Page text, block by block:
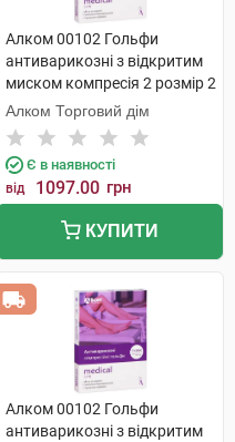
Алком 00102 Гольфи
антиварикозні з відкритим
миском компресія 2 розмір 2
бежевий 1 пара
Алком Торговий дім
Є в наявності
від 1097.00 грн
КУПИТИ
Алком 00102 Гольфи
антиварикозні з відкритим